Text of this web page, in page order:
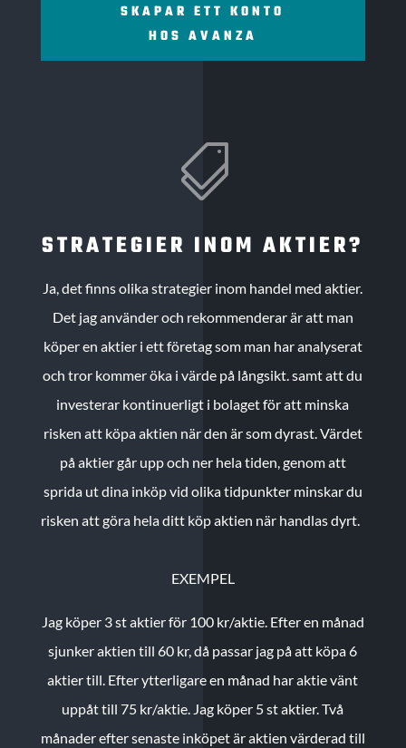
SKAPAR ETT KONTO
HOS AVANZA

STRATEGIER INOM AKTIER?
Ja, det finns olika strategier inom handel med aktier.
Det jag använder och rekommenderar är att man
köper en aktier i ett företag som man har analyserat
och tror kommer öka i värde på långsikt. samt att du
investerar kontinuerligt i bolaget för att minska
risken att köpa aktien när den är som dyrast. Värdet
på aktier går upp och ner hela tiden, genom att
sprida ut dina inköp vid olika tidpunkter minskar du
risken att göra hela ditt köp aktien när handlas dyrt.
EXEMPEL
Jag köper 3 st aktier för 100 kr/aktie. Efter en månad
sjunker aktien till 60 kr, då passar jag på att köpa 6
aktier till. Efter ytterligare en månad har aktie vänt
uppåt till 75 kr/aktie. Jag köper 5 st aktier.Två
månader efter senaste inköpet är aktien värderad till